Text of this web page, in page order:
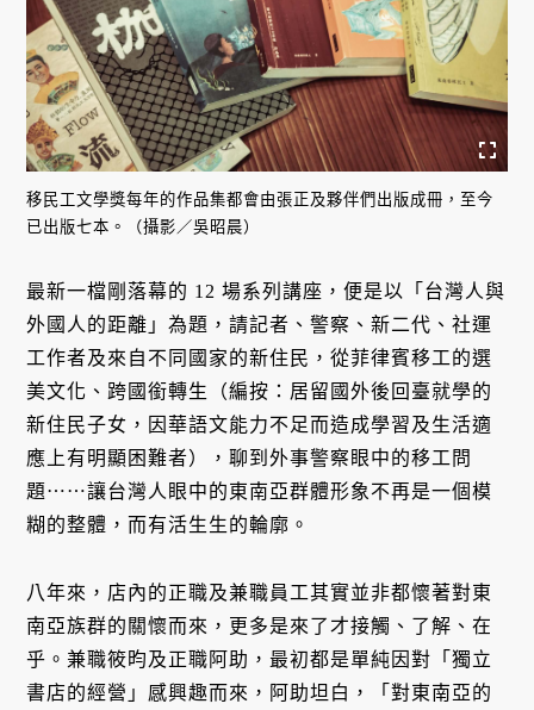
移民工文學獎每年的作品集都會由張正及夥伴們出版成冊，至今
已出版七本。（攝影／吳昭晨）
最新一檔剛落幕的 12 場系列講座，便是以「台灣人與
外國人的距離」為題，請記者、警察、新二代、社運
工作者及來自不同國家的新住民，從菲律賓移工的選
美文化、跨國銜轉生（編按：居留國外後回臺就學的
新住民子女，因華語文能力不足而造成學習及生活適
應上有明顯困難者），聊到外事警察眼中的移工問
題⋯⋯讓台灣人眼中的東南亞群體形象不再是一個模
糊的整體，而有活生生的輪廓。
八年來，店內的正職及兼職員工其實並非都懷著對東
南亞族群的關懷而來，更多是來了才接觸、了解、在
乎。兼職筱昀及正職阿助，最初都是單純因對「獨立
書店的經營」感興趣而來，阿助坦白，「對東南亞的